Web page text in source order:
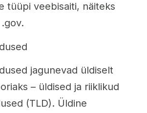
tüüpi veebisaiti, näiteks
jagunevad üldiselt
– üldised ja riiklikud
(TLD). Üldine